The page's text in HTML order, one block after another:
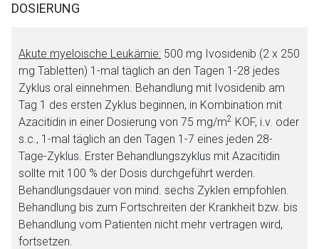
DOSIERUNG
Akute myeloische Leukämie: 500 mg Ivosidenib (2 x 250
mg Tabletten) 1-mal täglich an den Tagen 1-28 jedes
Zyklus oral einnehmen. Behandlung mit Ivosidenib am
Tag 1 des ersten Zyklus beginnen, in Kombination mit
Azacitidin in einer Dosierung von 75 mg/m2 KOF, i.v. oder
s.c., 1-mal täglich an den Tagen 1-7 eines jeden 28-
Tage-Zyklus. Erster Behandlungszyklus mit Azacitidin
sollte mit 100 % der Dosis durchgeführt werden.
Behandlungsdauer von mind. sechs Zyklen empfohlen.
Behandlung bis zum Fortschreiten der Krankheit bzw. bis
Behandlung vom Patienten nicht mehr vertragen wird,
fortsetzen.
Datenschutzbestimmungen.
Zurück zur rote-liste.de Zur Seite